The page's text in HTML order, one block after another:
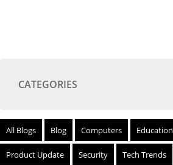
CATEGORIES
All Blogs Blog Computers Education
Product Update Security Tech Trends